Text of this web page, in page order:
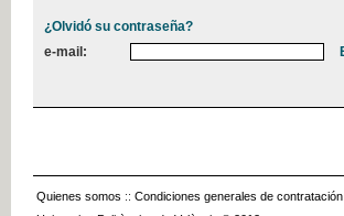
¿Olvidó su contraseña?
e-mail:
Quienes somos :: Condiciones generales de contratación